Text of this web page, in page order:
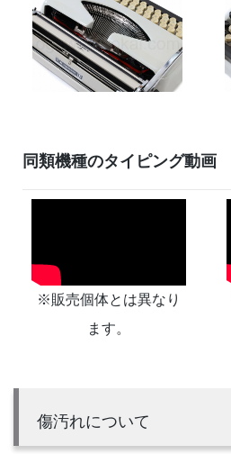
同類機種のタイピング動画
※販売個体とは異なり
ます。
傷汚れについて